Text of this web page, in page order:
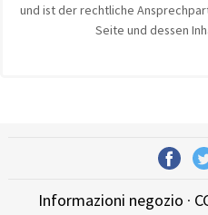
und ist der rechtliche
Seite und dessen
Informazioni negozio ·